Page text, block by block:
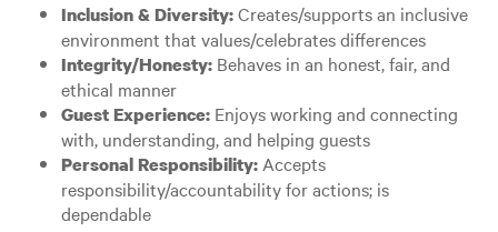
Inclusion & Diversity:Creates/supports an inclusive
environment that values/celebrates differences
Integrity/Honesty: Behaves in an honest, fair, and
ethical manner
Guest Experience: Enjoys working and connecting
with, understanding, and helping guests
Personal Responsibility: Accepts
responsibility/accountability for actions; is
dependable